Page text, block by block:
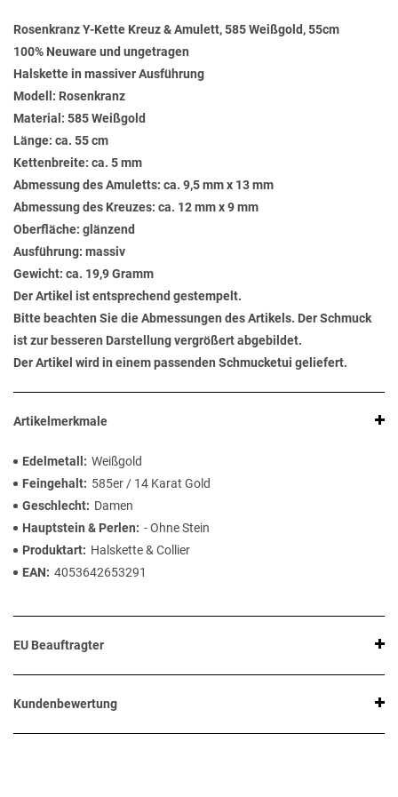
Rosenkranz Y-Kette Kreuz & Amulett, 585 Weißgold, 55cm
100% Neuware und ungetragen
Halskette in massiver Ausführung
Modell: Rosenkranz
Material: 585 Weißgold
Länge: ca. 55 cm
Kettenbreite: ca. 5 mm
Abmessung des Amuletts: ca. 9,5 mm x 13 mm
Abmessung des Kreuzes: ca. 12 mm x 9 mm
Oberfläche: glänzend
Ausführung: massiv
Gewicht: ca. 19,9 Gramm
Der Artikel ist entsprechend gestempelt.
Bitte beachten Sie die Abmessungen des Artikels. Der Schmuck
ist zur besseren Darstellung vergrößert abgebildet.
Der Artikel wird in einem passenden Schmucketui geliefert.
Artikelmerkmale
Edelmetall
Weißgold
Feingehalt
585er / 14 Karat Gold
Geschlecht
Damen
Hauptstein & Perlen
- Ohne Stein
Produktart
Halskette & Collier
EAN
4053642653291
EU Beauftragter
Kundenbewertung